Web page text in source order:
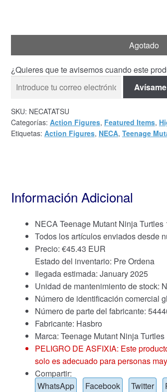
Agotado
¿Quieres que te avisemos cuando este
Avísame
SKU: NECATATSU
Categorías: Action Figures, Featured Items,
Etiquetas: Action Figures, NECA, Teenage
Información Adicional
NECA Teenage Mutant Ninja
Todos los artículos enviados desde
Precio: €45.43 EUR
Estado del inventario: Pre Ordena
Ilegada estimada: January 2025
Unidad de mantenimiento de stock:
Número de identificación comercial
Número de parte del fabricante:
Fabricante: Hasbro
Marca: Teenage Mutant Ninja Turtles
PELIGRO DE ASFIXIA: Este
solo es adecuado para personas
Compartir:
WhatsApp
Facebook Twitter